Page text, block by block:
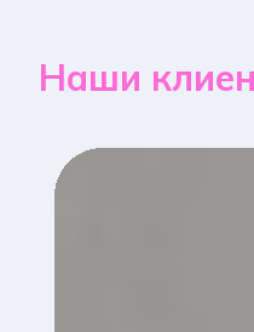
Наши